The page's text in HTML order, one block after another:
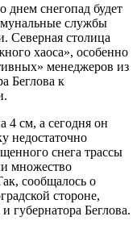
днем снегопад будет
службы
Северная столица
хаоса», особенно
менеджеров из
Беглова к
4 см, а сегодня он
недостаточно
снега трассы
множество
сообщалось о
стороне,
губернатора Беглова.